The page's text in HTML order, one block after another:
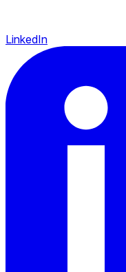
LinkedIn